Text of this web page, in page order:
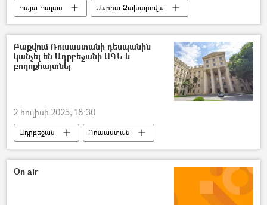
Կայա Կալաս
Մարիա Զախարովա
Էմանուել Մակրոն
ժողովրդավարություն
Եվրամիություն
Հայաստան
Ռուսաստան
Բաքվում Ռուսաստանի դեսպանին
կանչել են Ադրբեջանի ԱԳՆ և
բողոքհայտնել
2 հուլիսի 2025, 18:30
Ադրբեջան
Ռուսաստան
Արտաքին գործերի նախարարություն (ԱԳՆ)
Դեսպան
On air